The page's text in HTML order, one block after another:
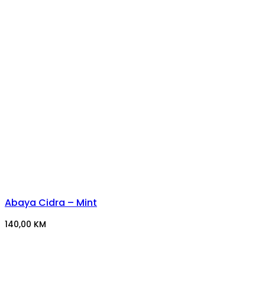
Abaya Cidra – Mint
140,00 KM